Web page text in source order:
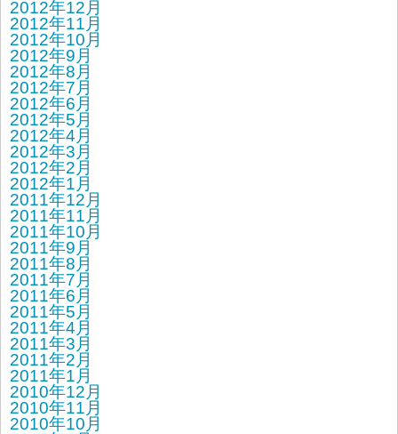
2012年12月
2012年11月
2012年10月
2012年9月
2012年8月
2012年7月
2012年6月
2012年5月
2012年4月
2012年3月
2012年2月
2012年1月
2011年12月
2011年11月
2011年10月
2011年9月
2011年8月
2011年7月
2011年6月
2011年5月
2011年4月
2011年3月
2011年2月
2011年1月
2010年12月
2010年11月
2010年10月